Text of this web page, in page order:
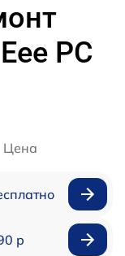
PC
Цена
р